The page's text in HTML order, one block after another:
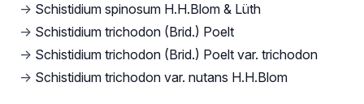
→ Schistidium spinosum H.H.Blom & Lüth
→ Schistidium trichodon (Brid.) Poelt
→ Schistidium trichodon (Brid.) Poelt var. trichodon
→ Schistidium trichodon var. nutans H.H.Blom